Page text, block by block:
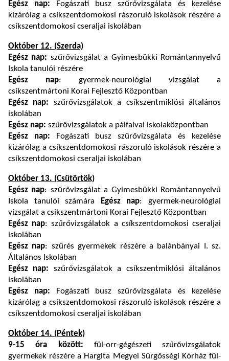
Egész nap: Fogászati busz szűrővizsgálata és kezelése
kizárólag a csíkszentdomokosi rászoruló iskolások részére a
csíkszentdomokosi cseraljai iskolában
Október 12. (Szerda)
Egész nap: szűrővizsgálat a Gyimesbükki Romántannyelvű
Iskola tanulói részére
Egész nap: gyermek-neurológiai vizsgálat a
csíkszentmártoni Korai Fejlesztő Központban
Egész nap: szűrővizsgálatok a csíkszentmiklósi általános
iskolában
Egész nap: szűrővizsgálatok a pálfalvai iskolaközpontban
Egész nap: Fogászati busz szűrővizsgálata és kezelése
kizárólag a csíkszentdomokosi rászoruló iskolások részére a
csíkszentdomokosi cseraljai iskolában
Október 13. (Csütörtök)
Egész nap: szűrővizsgálat a Gyimesbükki Romántannyelvű
Iskola tanulói számára
Egész nap: gyermek-neurológiai
vizsgálat a csíkszentmártoni Korai Fejlesztő Központban
Egész nap: szűrővizsgálatok a csíkszentdomokosi cseraljai
iskolában
Egész nap: szűrés gyermekek részére a balánbányai I. sz.
Általános Iskolában
Egész nap: szűrővizsgálatok a csíkszentmiklósi általános
iskolában
Egész nap: Fogászati busz szűrővizsgálata és kezelése
kizárólag a csíkszentdomokosi rászoruló iskolások részére a
csíkszentdomokosi cseraljai iskolában
Október 14. (Péntek)
9-15 óra között: fül-orr-gégészeti szűrővizsgálatok
gyermekek részére a Hargita Megyei Sürgősségi Kórház fül-